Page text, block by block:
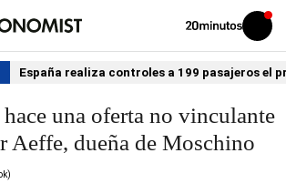
Volver
Iniciar
sesión
España realiza controles a 199 pasajeros el
una oferta no vinculante
Aeffe, dueña de Moschino